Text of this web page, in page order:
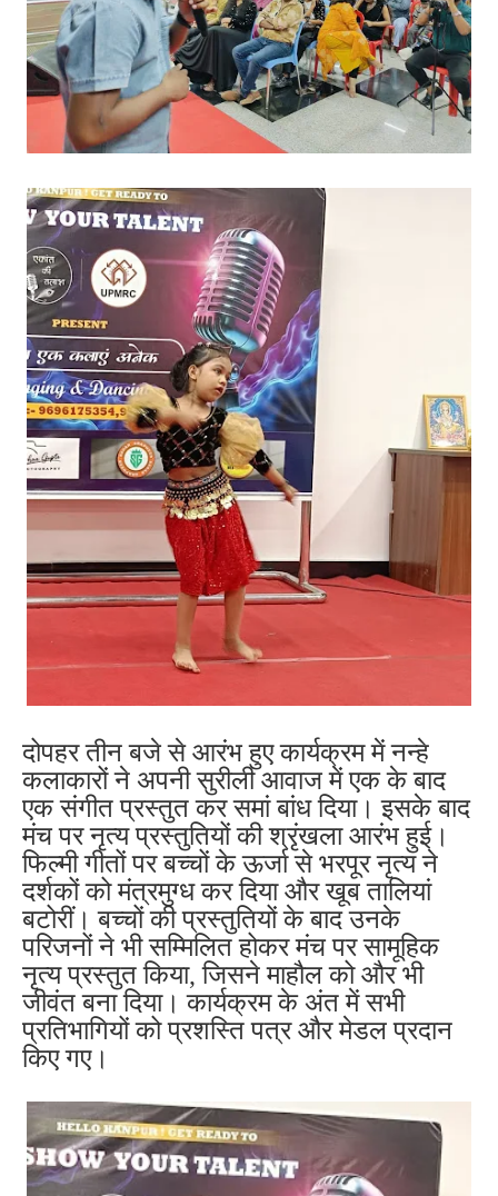
दोपहर तीन बजे से आरंभ हुए कार्यक्रम में नन्हे
कलाकारों ने अपनी सुरीली आवाज में एक के बाद
एक संगीत प्रस्तुत कर समां बांध दिया। इसके बाद
मंच पर नृत्य प्रस्तुतियों की श्रृंखला आरंभ हुई।
फिल्मी गीतों पर बच्चों के ऊर्जा से भरपूर नृत्य ने
दर्शकों को मंत्रमुग्ध कर दिया और खूब तालियां
बटोरीं। बच्चों की प्रस्तुतियों के बाद उनके
परिजनों ने भी सम्मिलित होकर मंच पर सामूहिक
नृत्य प्रस्तुत किया, जिसने माहौल को और भी
जीवंत बना दिया। कार्यक्रम के अंत में सभी
प्रतिभागियों को प्रशस्ति पत्र और मेडल प्रदान
किए गए।